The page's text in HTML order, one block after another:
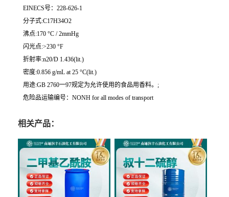
EINECS号：228-626-1
分子式:C17H34O2
沸点:170 °C / 2mmHg
闪光点:>230 °F
折射率:n20/D 1.436(lit.)
密度:0.856 g/mL at 25 °C(lit.)
用途:GB 2760一97规定为允许使用的食品用香料。;
危险品运输编号：NONH for all modes of transport
相关产品：